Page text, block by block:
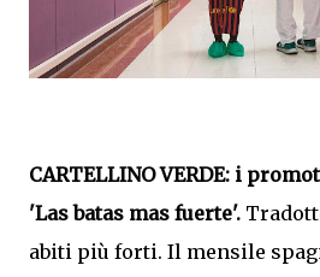
CARTELLINO VERDE: i
'Las batas mas fuerte'.
abiti più forti. Il mensile